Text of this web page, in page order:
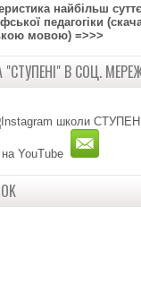
найбільш
педагогіки
мовою) =>>>
В СОЦ.